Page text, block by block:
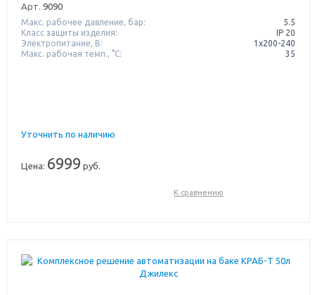
Арт. 9090
Макс. рабочее давление, бар:
5.5
Класс защиты изделия:
IP 20
Электропитание, В:
1x200-240
Макс. рабочая темп., °С:
35
Уточнить по наличию
Цена: 6999 руб.
К сравнению